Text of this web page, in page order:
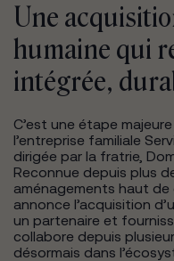
Une
humaine qui
intégrée,
C’est une étape
l’entreprise familiale
dirigée par la fratrie,
Reconnue depuis plus
aménagements haut de
annonce l’acquisition
un partenaire et
collabore depuis
désormais dans